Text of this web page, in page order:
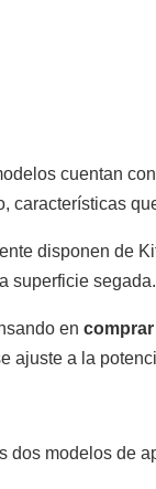
cuentan con
características
disponen de
superficie segada.
en
ajuste a la
dos modelos de